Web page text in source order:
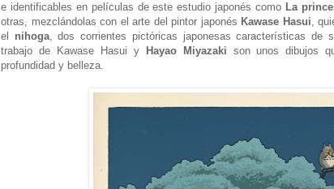
e identificables en películas de este estudio japonés como La
otras, mezclándolas con el arte del pintor japonés Kawase Hasui,
el nihoga, dos corrientes pictóricas japonesas características de
trabajo de Kawase Hasui y
Hayao Miyazaki son unos dibujos
profundidad y belleza.